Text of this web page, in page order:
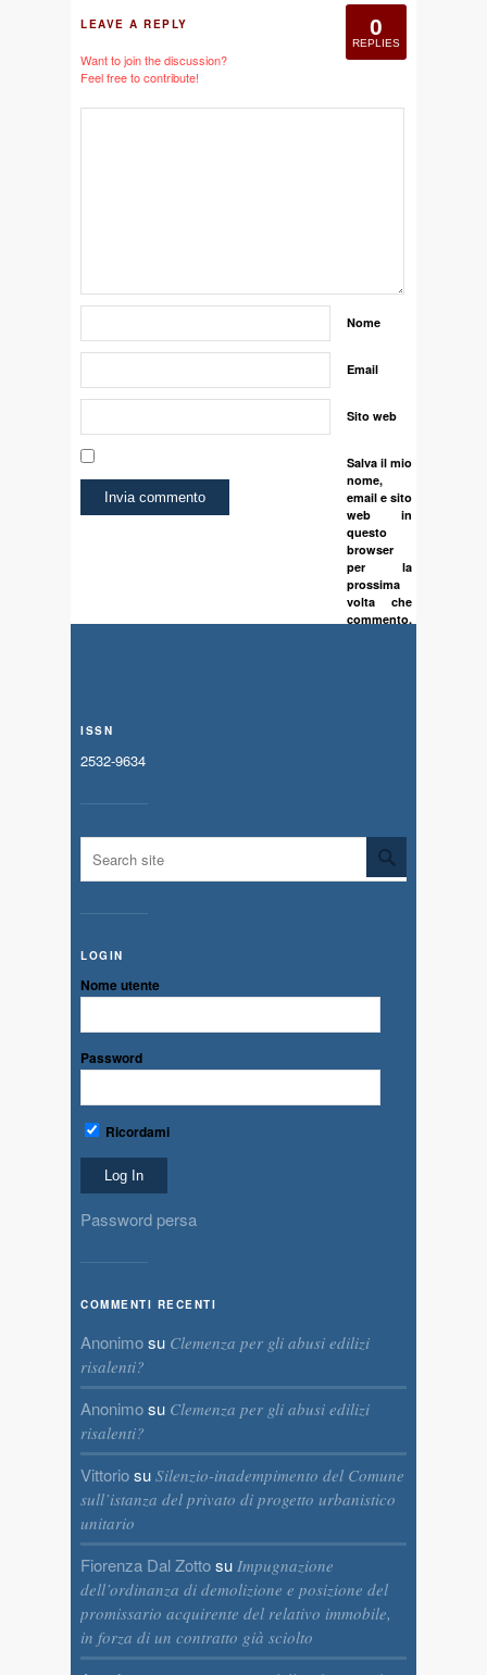
0
REPLIES
LEAVE A REPLY
Want to join the discussion?
Feel free to contribute!
Nome
Email
Sito web
Salva il mio
nome,
email e sito
web in
questo
browser
per la
prossima
volta che
commento.
ISSN
2532-9634
LOGIN
Nome utente
Password
Ricordami
Password persa
COMMENTI RECENTI
Anonimosu Clemenza per gli abusi edilizi
risalenti?
Anonimosu Clemenza per gli abusi edilizi
risalenti?
Vittoriosu Silenzio-inadempimento del Comune
sull’istanza del privato di progetto urbanistico
unitario
Fiorenza Dal Zottosu Impugnazione
dell’ordinanza di demolizione e posizione del
promissario acquirente del relativo immobile,
in forza di un contratto già sciolto